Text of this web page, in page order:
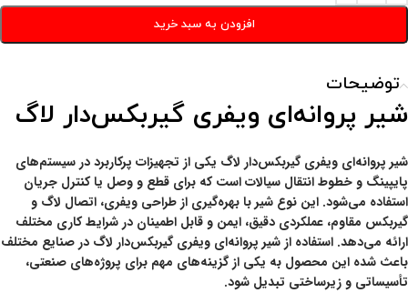
افزودن به سبد خرید
توضیحات
شیر پروانه‌ای ویفری گیربکس‌دار لاگ
شیر پروانه‌ای ویفری گیربکس‌دار لاگ یکی از تجهیزات پرکاربرد در سیستم‌های
پایپینگ و خطوط انتقال سیالات است که برای قطع و وصل یا کنترل جریان
استفاده می‌شود. این نوع شیر با بهره‌گیری از طراحی ویفری، اتصال لاگ و
گیربکس مقاوم، عملکردی دقیق، ایمن و قابل اطمینان در شرایط کاری مختلف
ارائه می‌دهد. استفاده از شیر پروانه‌ای ویفری گیربکس‌دار لاگ در صنایع مختلف
باعث شده این محصول به یکی از گزینه‌های مهم برای پروژه‌های صنعتی،
تأسیساتی و زیرساختی تبدیل شود.